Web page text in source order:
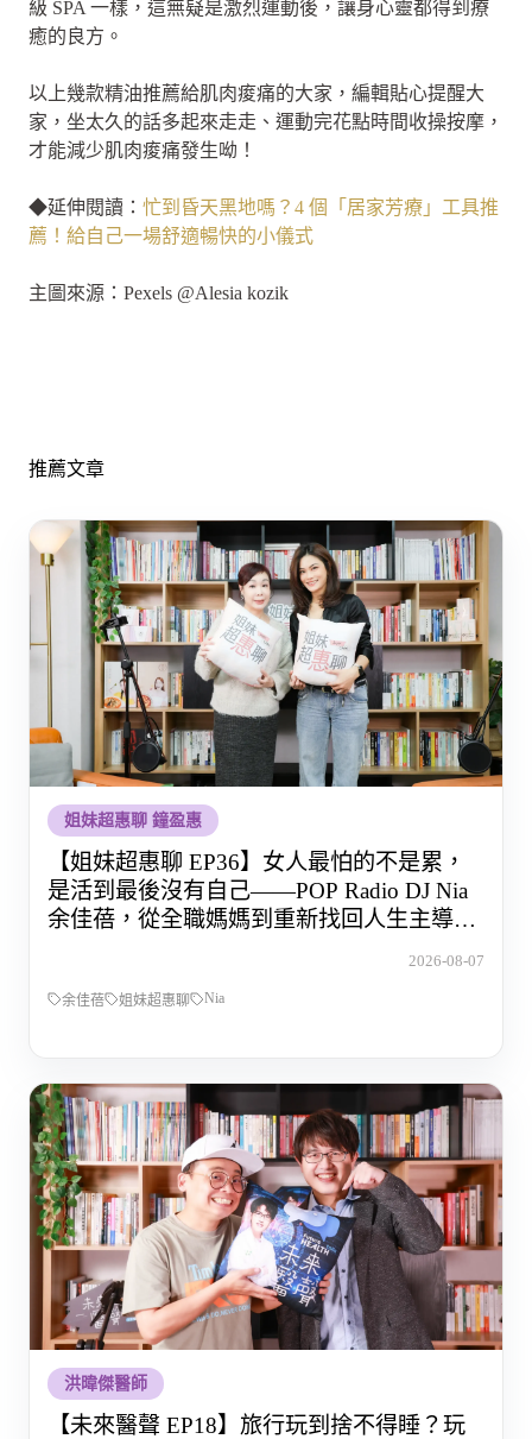
級 SPA 一樣，這無疑是激烈運動後，讓身心靈都得到療
癒的良方。
以上幾款精油推薦給肌肉痠痛的大家，編輯貼心提醒大
家，坐太久的話多起來走走、運動完花點時間收操按摩，
才能減少肌肉痠痛發生呦！
◆延伸閱讀： 忙到昏天黑地嗎？4 個「居家芳療」工具推
薦！給自己一場舒適暢快的小儀式
主圖來源：Pexels @Alesia kozik
推薦文章
姐妹超惠聊 鐘盈惠
【姐妹超惠聊 EP36】女人最怕的不是累，
是活到最後沒有自己——POP Radio DJ Nia
余佳蓓，從全職媽媽到重新找回人生主導權
2026-08-07
余佳蓓 姐妹超惠聊 Nia
洪暐傑醫師
【未來醫聲 EP18】旅行玩到捨不得睡？玩